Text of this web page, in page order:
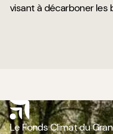
visant à décarboner les
Le Fonds Climat du